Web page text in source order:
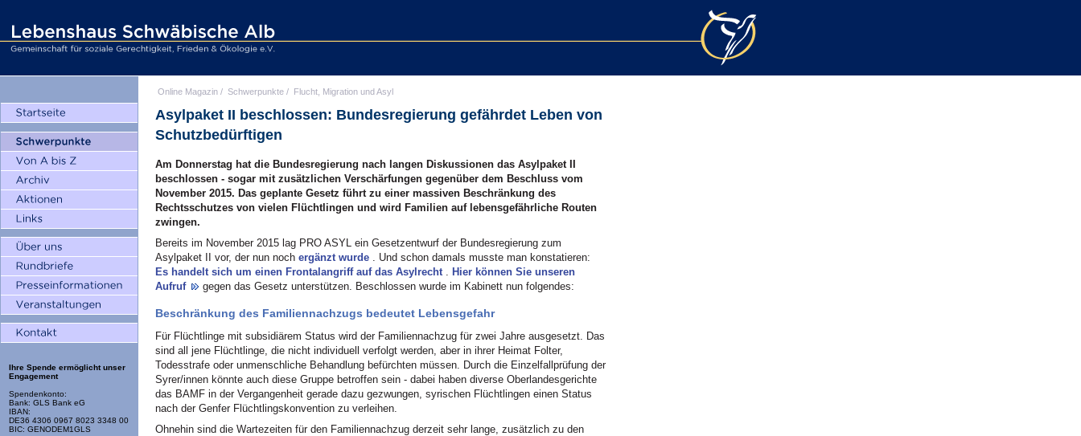
Ihre Spende ermöglicht unser
Engagement
Spendenkonto:
Bank: GLS Bank eG
IBAN:
DE36 4306 0967 8023 3348 00
BIC: GENODEM1GLS
Online Magazin / Schwerpunkte / Flucht, Migration und Asyl
Asylpaket II beschlossen: Bundesregierung gefährdet Leben von
Schutzbedürftigen
Am Donnerstag hat die Bundesregierung nach langen Diskussionen das Asylpaket II
beschlossen - sogar mit zusätzlichen Verschärfungen gegenüber dem Beschluss vom
November 2015. Das geplante Gesetz führt zu einer massiven Beschränkung des
Rechtsschutzes von vielen Flüchtlingen und wird Familien auf lebensgefährliche Routen
zwingen.
Bereits im November 2015 lag PRO ASYL ein Gesetzentwurf der Bundesregierung zum
Asylpaket II vor, der nun noch ergänzt wurde . Und schon damals musste man konstatieren:
Es handelt sich um einen Frontalangriff auf das Asylrecht . Hier können Sie unseren
Aufruf
gegen das Gesetz unterstützen. Beschlossen wurde im Kabinett nun folgendes:
Beschränkung des Familiennachzugs bedeutet Lebensgefahr
Für Flüchtlinge mit subsidiärem Status wird der Familiennachzug für zwei Jahre ausgesetzt. Das
sind all jene Flüchtlinge, die nicht individuell verfolgt werden, aber in ihrer Heimat Folter,
Todesstrafe oder unmenschliche Behandlung befürchten müssen. Durch die Einzelfallprüfung der
Syrer/innen könnte auch diese Gruppe betroffen sein - dabei haben diverse Oberlandesgerichte
das BAMF in der Vergangenheit gerade dazu gezwungen, syrischen Flüchtlingen einen Status
nach der Genfer Flüchtlingskonvention zu verleihen.
Ohnehin sind die Wartezeiten für den Familiennachzug derzeit sehr lange, zusätzlich zu den